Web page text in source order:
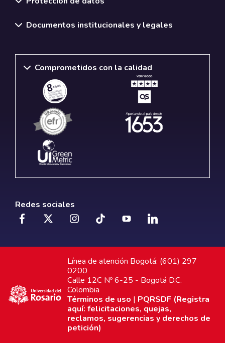
Documentos institucionales y legales
Comprometidos con la calidad
Redes sociales
Línea de atención Bogotá: (601) 297
0200
Calle 12C Nº 6-25 - Bogotá D.C.
Colombia
Términos de uso | PQRSDF (Registra
aquí: felicitaciones, quejas,
reclamos, sugerencias y derechos de
petición)